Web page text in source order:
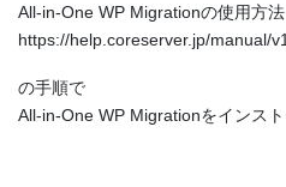
All-in-One WP Migrationの使用方法
https://help.coreserver.jp/manual/
の手順で
All-in-One WP Migrationをインス